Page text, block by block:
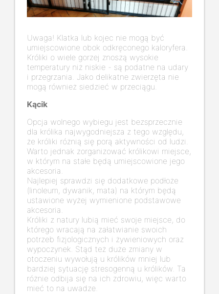
Uwaga! Klatka lub kojec nie mogą być
umiejscowione obok odkręconego kaloryfera.
Króliki o wiele gorzej znoszą wysokie
temperatury niż niskie - są podatne na udary
i przegrzania. Jako delikatne zwierzęta nie
mogą również siedzieć w przeciągu.
Kącik
Opcja wolnego wybiegu jest bezsprzecznie
dla królika najwygodniejsza z tego względu,
że króliki różnią się porą aktywności od ludzi.
Warto jednak zorganizować królikowi miejsce,
w którym na stałe będą umiejscowione jego
akcesoria.
Najlepiej sprawdzi się dodatkowe podłoże
(linoleum, dywanik, mata) na którym będą
ustawione wyżej wymienione podstawowe
akcesoria.
Króliki z natury lubią mieć swoje miejsce, do
którego wracają na załatwianie swoich
potrzeb fizjologicznych i żywieniowych oraz
wypoczynek. Stąd też duże zmiany w
otoczeniu wywołują u królików mniej lub
bardziej sytuację stresogenną u królików. Ta
różnie odbija się na ich zdrowiu, więc warto
mieć to na uwadze.